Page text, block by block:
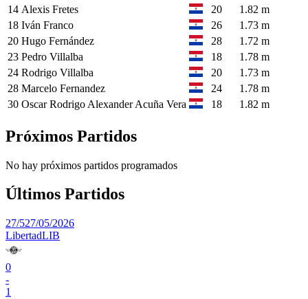
14 Alexis Fretes 20
1.82 m
18 Iván Franco 26
1.73 m
20 Hugo Fernández 28
1.72 m
23 Pedro Villalba 18
1.78 m
24 Rodrigo Villalba 20
1.73 m
28 Marcelo Fernandez 24
1.78 m
30 Oscar Rodrigo Alexander Acuña Vera 18 1.82 m
Próximos Partidos
No hay próximos partidos programados
Últimos Partidos
27/527/05/2026
LibertadLIB
0
-
1